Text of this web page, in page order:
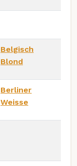
Belgisch
Blond
Berliner
Weisse